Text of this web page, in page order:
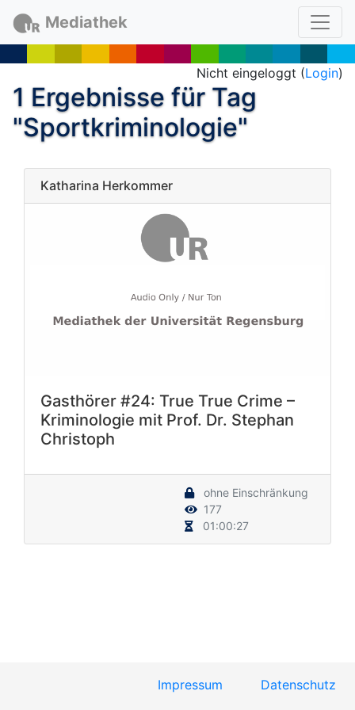
Mediathek
Nicht eingeloggt (Login)
1 Ergebnisse für Tag
"Sportkriminologie"
Katharina Herkommer
Gasthörer #24: True True Crime –
Kriminologie mit Prof. Dr. Stephan
Christoph
ohne Einschränkung
177
01:00:27
Impressum Datenschutz